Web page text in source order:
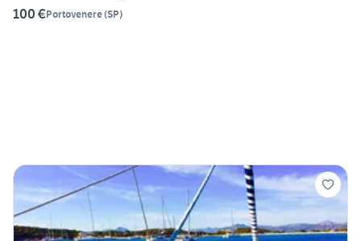
100 €Portovenere(SP)